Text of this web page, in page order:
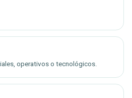
operativos o tecnológicos.